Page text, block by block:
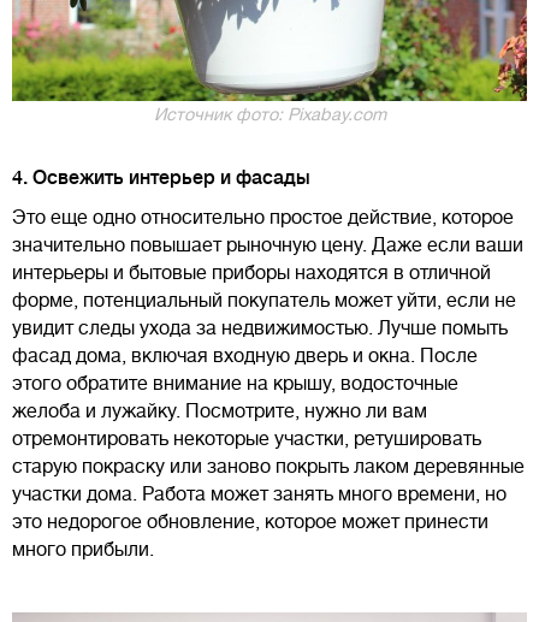
Источник фото: Pixabay.com
4. Освежить интерьер и фасады
Это еще одно относительно простое действие, которое
значительно повышает рыночную цену. Даже если ваши
интерьеры и бытовые приборы находятся в отличной
форме, потенциальный покупатель может уйти, если не
увидит следы ухода за недвижимостью. Лучше помыть
фасад дома, включая входную дверь и окна. После
этого обратите внимание на крышу, водосточные
желоба и лужайку. Посмотрите, нужно ли вам
отремонтировать некоторые участки, ретушировать
старую покраску или заново покрыть лаком деревянные
участки дома. Работа может занять много времени, но
это недорогое обновление, которое может принести
много прибыли.